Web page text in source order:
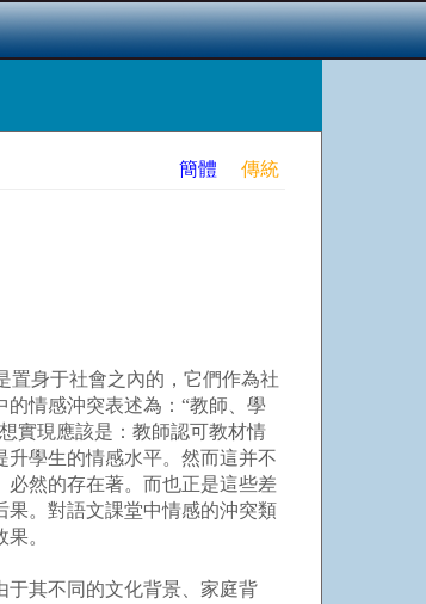
簡體 傳統
身于社會之內的，它們作為社
情感沖突表述為：“教師、學
實現應該是：教師認可教材情
學生的情感水平。然而這并不
必然的存在著。而也正是這些差
果。對語文課堂中情感的沖突類
。
其不同的文化背景、家庭背